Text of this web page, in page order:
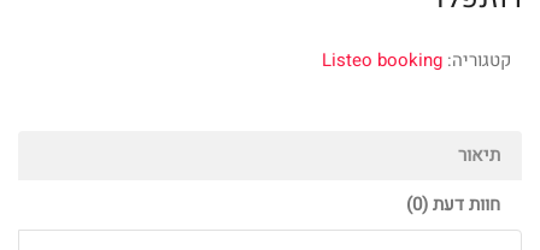
קטגוריה: Listeo booking
תיאור
חוות דעת (0)